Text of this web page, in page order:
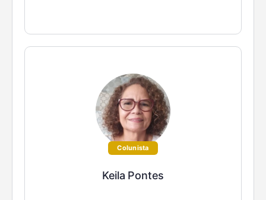
Colunista
Keila Pontes